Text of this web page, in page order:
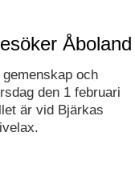
Åboland
och
den 1 februari
är vid Bjärkas